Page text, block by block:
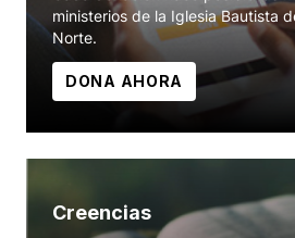
ministerios de la Iglesia Bautista
Norte.
DONA AHORA
Creencias